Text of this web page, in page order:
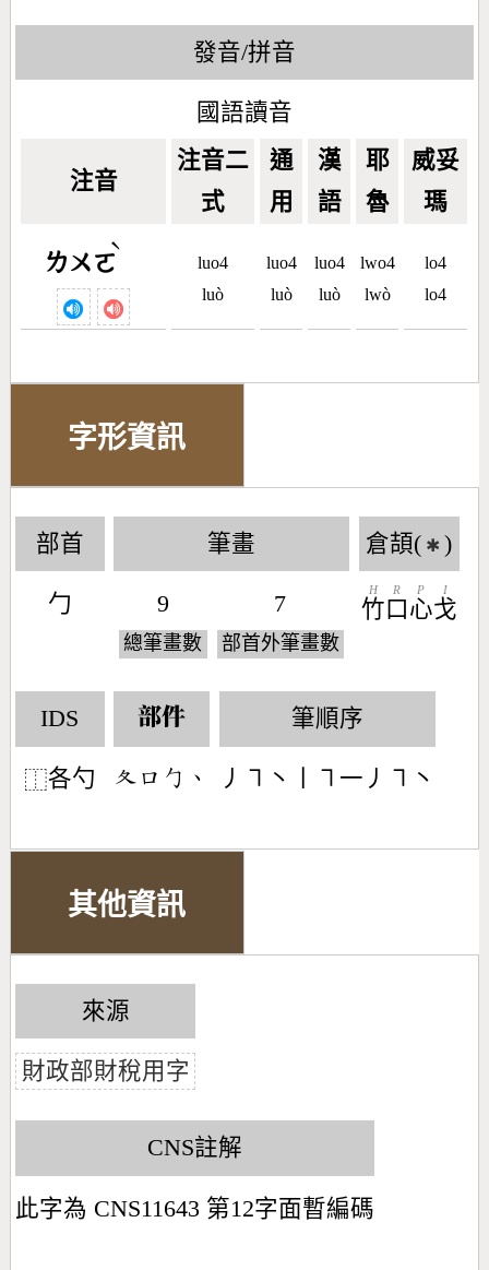
發音/拼音
國語讀音
注音
注音二
式
通
用
漢
語
耶
魯
威妥
瑪
ㄌㄨㄛ
ˋ
luo4
luò
luo4
luò
luo4
luò
lwo4
lwò
lo4
lo4
字形資訊
部首
勹
筆畫
9
總筆畫數
7
部首外筆畫數
倉頡( ✱ )
竹
H
口
R
心
P
戈
I
IDS
⿰各勺
部件
󶂁󶁶󶀿󶀅
筆順序
丿㇕丶丨㇕一丿㇕丶
其他資訊
來源
財政部財稅用字
CNS註解
此字為 CNS11643 第12字面暫編碼